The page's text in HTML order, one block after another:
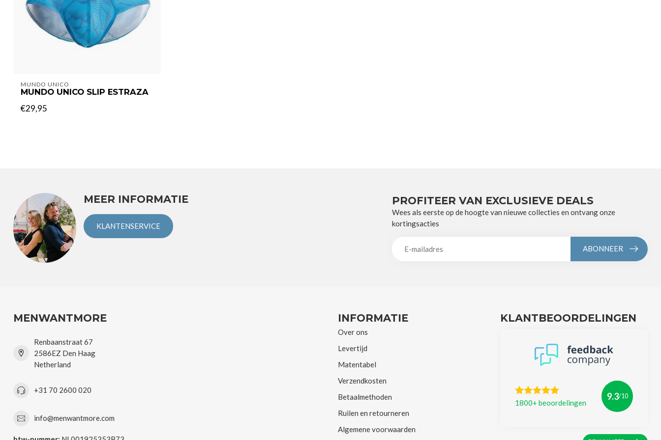
MUNDO UNICO
MUNDO UNICO SLIP ESTRAZA
€29,95
MEER INFORMATIE
KLANTENSERVICE
PROFITEER VAN EXCLUSIEVE DEALS
Wees als eerste op de hoogte van nieuwe collecties en ontvang onze
kortingsacties
ABONNEER
MENWANTMORE
Renbaanstraat 67
2586EZ Den Haag
Netherland
+31 70 2600 020
info@menwantmore.com
INFORMATIE
Over ons
Levertijd
Matentabel
Verzendkosten
Betaalmethoden
Ruilen en retourneren
Algemene voorwaarden
KLANTBEOORDELINGEN
1800+ beoordelingen
9.3/10